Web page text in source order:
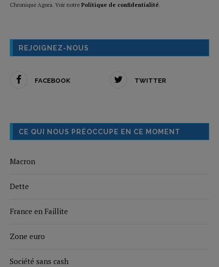
Chronique Agora. Voir notre Politique de confidentialité.
REJOIGNEZ-NOUS
FACEBOOK TWITTER
CE QUI NOUS PRÉOCCUPE EN CE MOMENT
Macron
Dette
France en Faillite
Zone euro
Société sans cash